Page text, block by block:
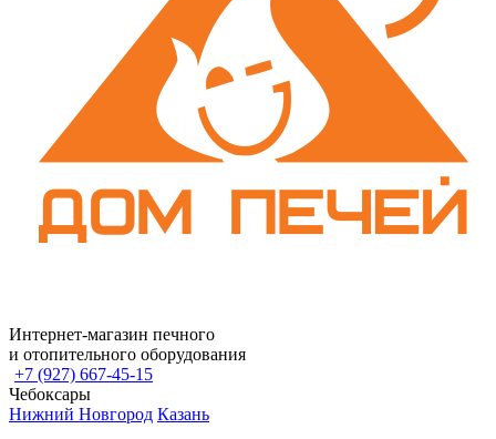
Интернет-магазин печного
и отопительного оборудования
+7 (927) 667-45-15
Чебоксары
Нижний Новгород Казань